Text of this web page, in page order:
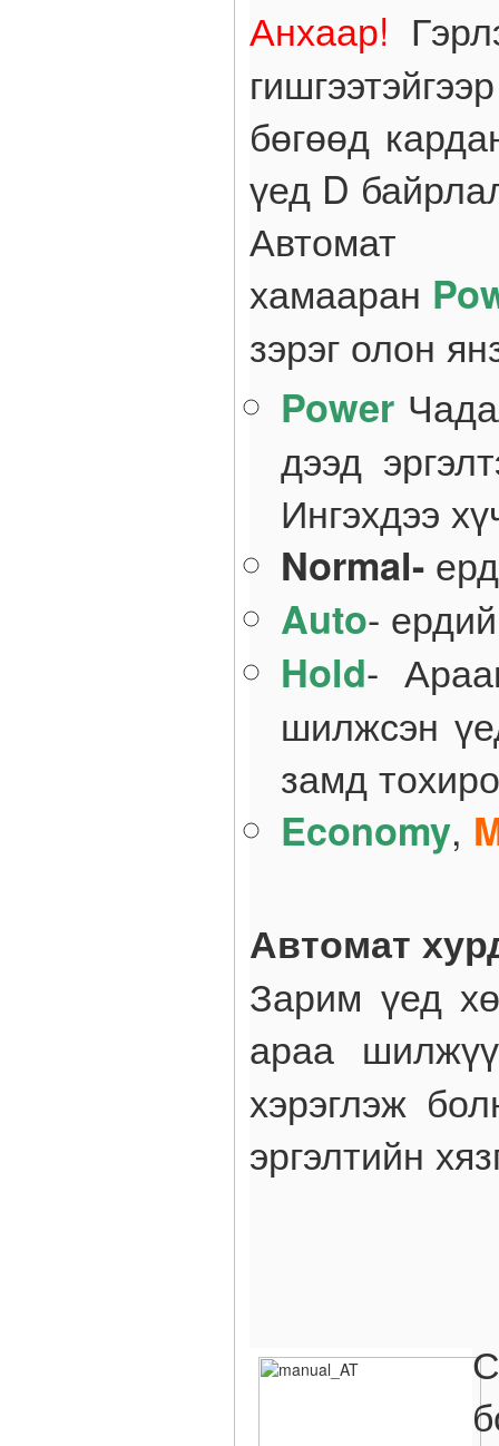
Анхаар!
бөгөөд
үед D
хамааран
зэрэг олон
Power
дээд
Ингэхдээ
Normal-
Auto-
Hold-
шилжсэн
замд
Economy,
Автомат
Зарим үед
араа
хэрэглэж
эргэлтийн